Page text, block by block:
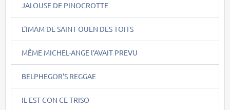
JALOUSE DE PINOCROTTE
L'IMAM DE SAINT OUEN DES TOITS
MÊME MICHEL-ANGE l'AVAIT PREVU
BELPHEGOR'S REGGAE
IL EST CON CE TRISO